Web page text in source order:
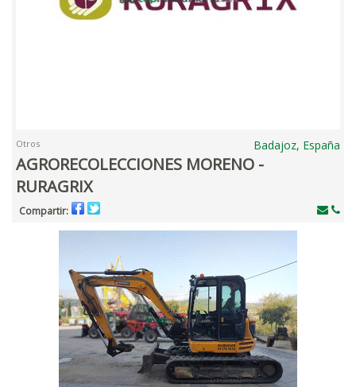
Otros Badajoz, España
AGRORECOLECCIONES MORENO -
RURAGRIX
Compartir: